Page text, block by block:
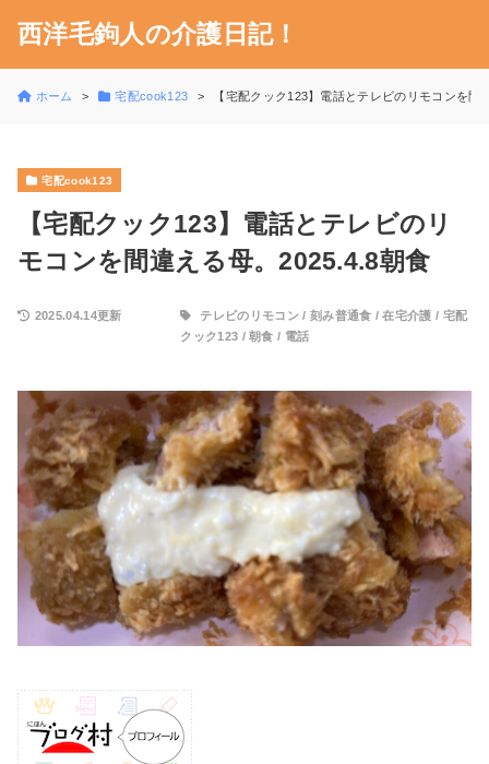
西洋毛鉤人の介護日記！
ホーム 宅配cook123 【宅配クック123】電話とテレビのリモコンを間
宅配cook123
【宅配クック123】電話とテレビのリ
モコンを間違える母。2025.4.8朝食
2025.04.14更新 テレビのリモコン/ 刻み普通食 /在宅介護 / 宅配
クック123 /朝食 / 電話